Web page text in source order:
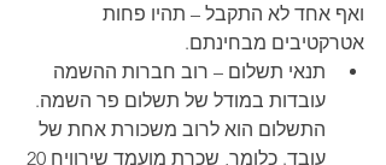
ואף אחד לא התקבל – תהיו פחות
אטרקטיבים מבחינתם.
תנאי תשלום – רוב חברות ההשמה
עובדות במודל של תשלום פר השמה.
התשלום הוא לרוב משכורת אחת של